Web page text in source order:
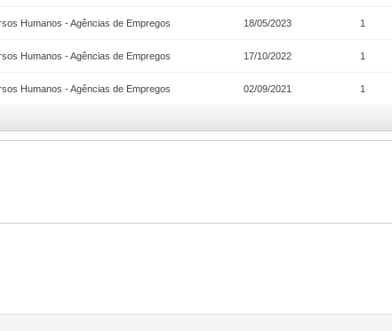
Humanos - Agências de Empregos 18/05/2023 1
Humanos - Agências de Empregos 17/10/2022 1
Humanos - Agências de Empregos 02/09/2021 1